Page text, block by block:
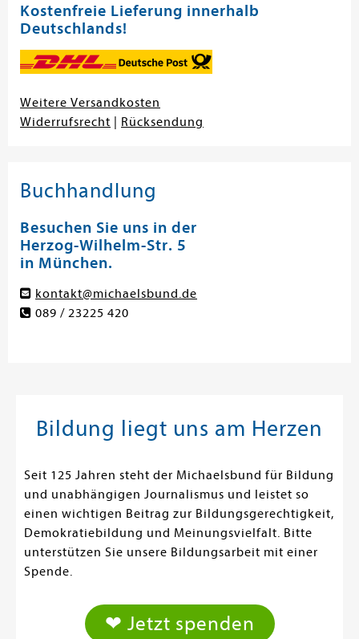
Kostenfreie Lieferung innerhalb
Deutschlands!
Weitere Versandkosten
Widerrufsrecht
Rücksendung
Buchhandlung
Besuchen Sie uns in der
Herzog-Wilhelm-Str. 5
in München.
kontakt@michaelsbund.de
089 / 23225 420
Bildung liegt uns am Herzen
Seit 125 Jahren steht der Michaelsbund für Bildung
und unabhängigen Journalismus und leistet so
einen wichtigen Beitrag zur Bildungsgerechtigkeit,
Demokratiebildung und Meinungsvielfalt. Bitte
unterstützen Sie unsere Bildungsarbeit mit einer
Spende.
❤ Jetzt spenden